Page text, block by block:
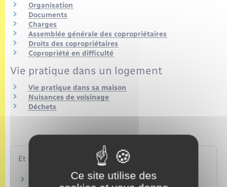
Organisation
Documents
Charges
Assemblée générale des copropriétaires
Droits des copropriétaires
Copropriété en difficulté
Vie pratique dans un logement
Vie pratique dans sa maison
Nuisances de voisinage
Déchets
Et aussi
Assurance habitation
Ce site utilise des